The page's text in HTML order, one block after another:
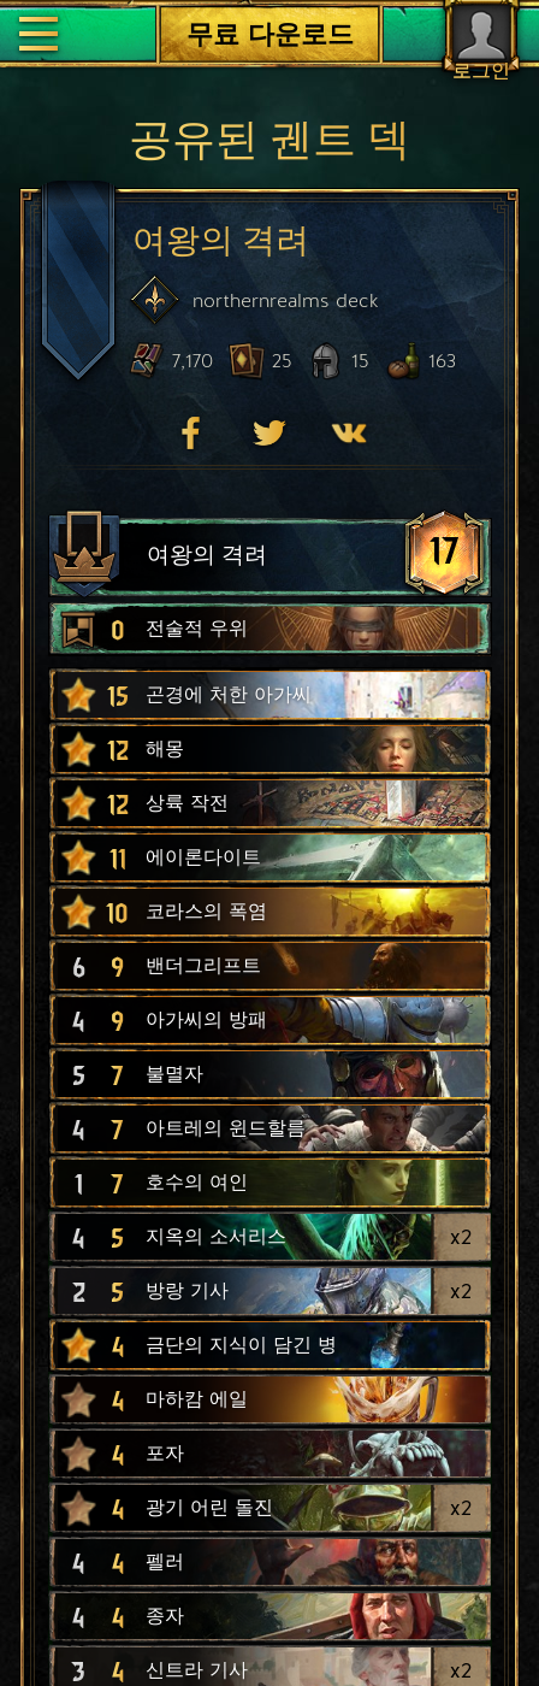
로그인
무료 다운로드
공유된 궨트 덱
여왕의 격려
northernrealmsdeck
7,170 25 15 163
여왕의 격려 17
0 전술적 우위
15 곤경에 처한 아가씨
12 해몽
12 상륙 작전
11 에이론다이트
10 코라스의 폭염
6 9 밴더그리프트
4 9 아가씨의 방패
5 7 불멸자
4 7 아트레의 윈드할름
1 7 호수의 여인
4 5 지옥의 소서리스 x2
2 5 방랑 기사 x2
4 금단의 지식이 담긴 병
4 마하캄 에일
4 포자
4 광기 어린 돌진 x2
4 4 펠러
4 4 종자
3 4 신트라 기사 x2